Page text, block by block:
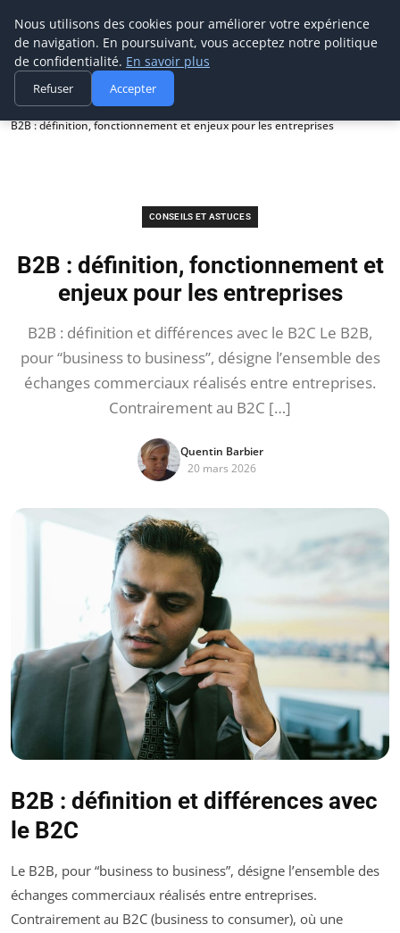
Prospection Pro
Accueil
Conseils et astuces
B2B : définition, fonctionnement et enjeux pour les entreprises
CONSEILS ET ASTUCES
B2B : définition, fonctionnement et
enjeux pour les entreprises
B2B : définition et différences avec le B2C Le B2B,
pour “business to business”, désigne l’ensemble des
échanges commerciaux réalisés entre entreprises.
Contrairement au B2C […]
Quentin Barbier
20 mars 2026
B2B : définition et différences avec
le B2C
Le B2B, pour “business to business”, désigne l’ensemble des
échanges commerciaux réalisés entre entreprises.
Contrairement au B2C (business to consumer), où une
Nous utilisons des cookies pour améliorer votre expérience
de navigation. En poursuivant, vous acceptez notre politique
de confidentialité. En savoir plus
Refuser Accepter